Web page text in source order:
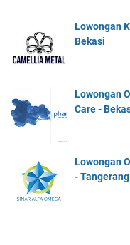
Lowongan
Bekasi
Lowongan
Care -
Lowongan
- Tangerang